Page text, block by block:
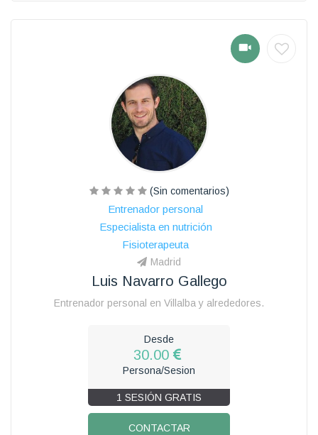
(Sin comentarios)
Entrenador personal
Especialista en nutrición
Fisioterapeuta
Madrid
Luis Navarro Gallego
Entrenador personal en Villalba y alrededores.
Desde
30.00
Persona/Sesion
1 SESIÓN GRATIS
CONTACTAR